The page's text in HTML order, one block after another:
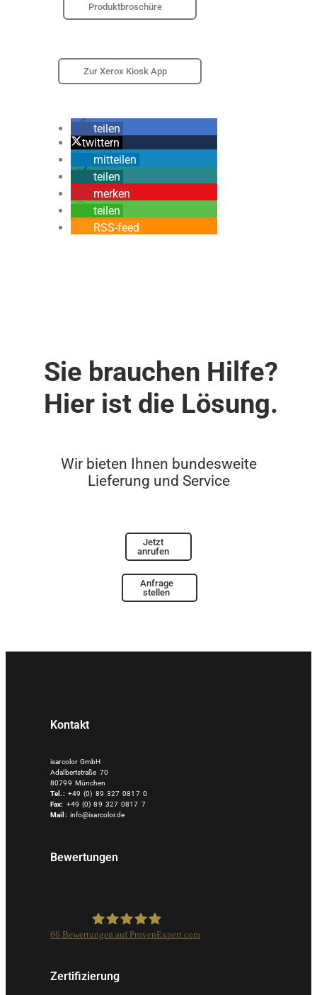
Produktbroschüre
Zur Xerox Kiosk App
teilen
twittern
mitteilen
teilen
merken
teilen
RSS-feed
Sie brauchen Hilfe?
Hier ist die Lösung.
Wir bieten Ihnen bundesweite
Lieferung und Service
Jetzt
anrufen
Anfrage
stellen
Kontakt
isarcolor GmbH
Adalbertstraße 70
80799 München
Tel.: +49 (0) 89 327 0817 0
Fax: +49 (0) 89 327 0817 7
Mail: info@isarcolor.de
Bewertungen
66 Bewertungen auf ProvenExpert.com
Zertifizierung